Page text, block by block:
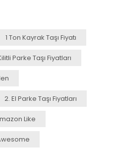
1 Ton Kayrak Taşı Fiyatı
Parke Taşı Fiyatları
2. El Parke Taşı Fiyatları
Like